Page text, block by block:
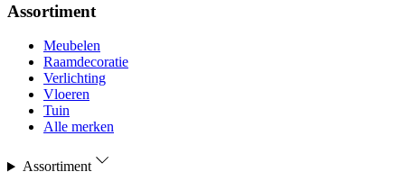
Assortiment
Meubelen
Raamdecoratie
Verlichting
Vloeren
Tuin
Alle merken
Assortiment